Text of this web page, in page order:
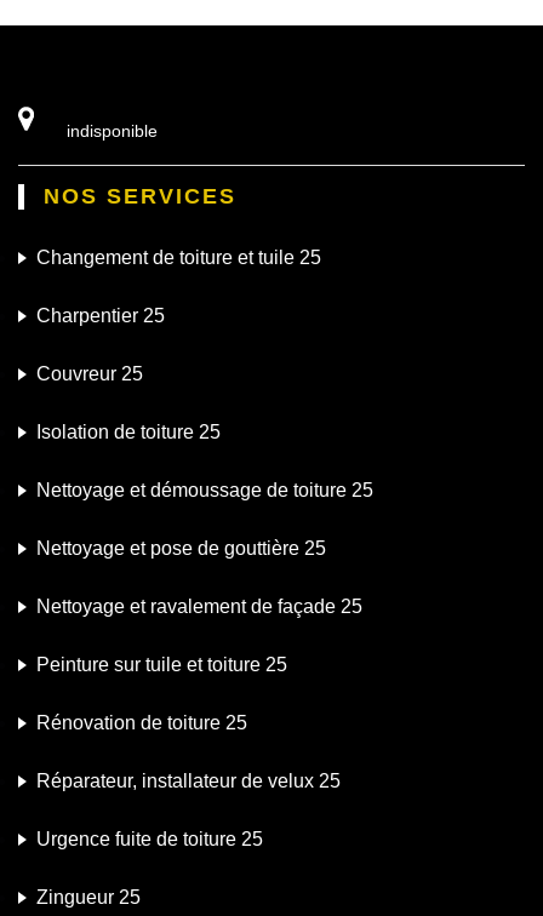
indisponible
NOS SERVICES
Changement de toiture et tuile 25
Charpentier 25
Couvreur 25
Isolation de toiture 25
Nettoyage et démoussage de toiture 25
Nettoyage et pose de gouttière 25
Nettoyage et ravalement de façade 25
Peinture sur tuile et toiture 25
Rénovation de toiture 25
Réparateur, installateur de velux 25
Urgence fuite de toiture 25
Zingueur 25